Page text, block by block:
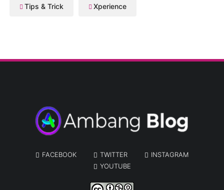
Tips & Trick Xperience
FACEBOOK TWITTER
INSTAGRAM
YOUTUBE